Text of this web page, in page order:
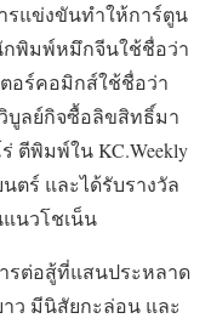
รแข่งขันทำให้การ์ตูน
กพิมพ์หมึกจีนใช้ชื่อว่า
อร์คอมิกส์ใช้ชื่อว่า
บูลย์กิจซื้อลิขสิทธิ์มา
ตีพิมพ์ใน KC.Weekly
ตร์ และได้รับรางวัล
แนวโชเน็น
รต่อสู้ที่แสนประหลาด
าว มีนิสัยกะล่อน และ